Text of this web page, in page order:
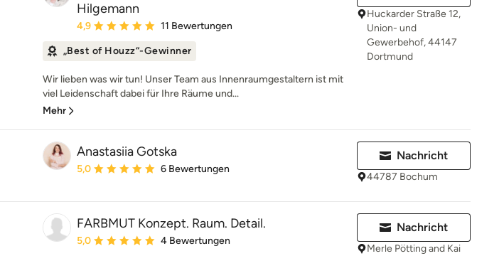
Hilgemann
Durchschnittliche Bewertung: 4.9 von 5 Sternen
4,9 11 Bewertungen
„Best of Houzz“-Gewinner
Wir lieben was wir tun! Unser Team aus Innenraumgestaltern ist mit
viel Leidenschaft dabei für Ihre Räume und...
Mehr
Huckarder Straße 12,
Union- und
Gewerbehof, 44147
Dortmund
Anastasiia Gotska
Durchschnittliche Bewertung: 5 von 5 Sternen
5,0 6 Bewertungen
Nachricht
44787 Bochum
FARBMUT Konzept. Raum. Detail.
Durchschnittliche Bewertung: 5 von 5 Sternen
5,0 4 Bewertungen
Nachricht
Merle Pötting and Kai